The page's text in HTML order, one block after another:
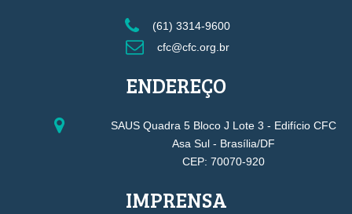
(61) 3314-9600
cfc@cfc.org.br
ENDEREÇO
SAUS Quadra 5 Bloco J Lote 3 - Edifício CFC
Asa Sul - Brasília/DF
CEP: 70070-920
IMPRENSA